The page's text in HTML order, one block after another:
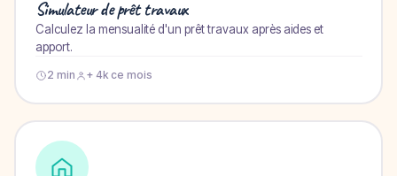
Simulateur de prêt travaux
Calculez la mensualité d'un prêt travaux après aides et
apport.
2 min + 4k ce mois